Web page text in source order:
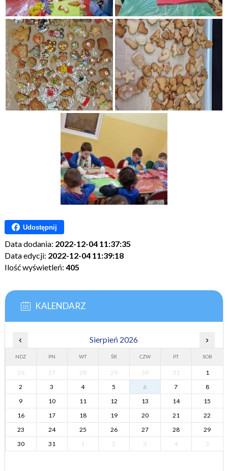
Udostępnij
Data dodania: 2022-12-04 11:37:35
Data edycji: 2022-12-04 11:39:18
Ilość wyświetleń: 405
KALENDARZ
‹ Sierpień 2026 ›
NDZ PN WT ŚR CZW PT SOB
26 27 28 29 30 31
1
2
3 4 5 6 7
8
9
10 11 12 13 14
15
16
17 18 19 20 21
22
23
24 25 26 27 28
29
30
31 1 2 3 4 5